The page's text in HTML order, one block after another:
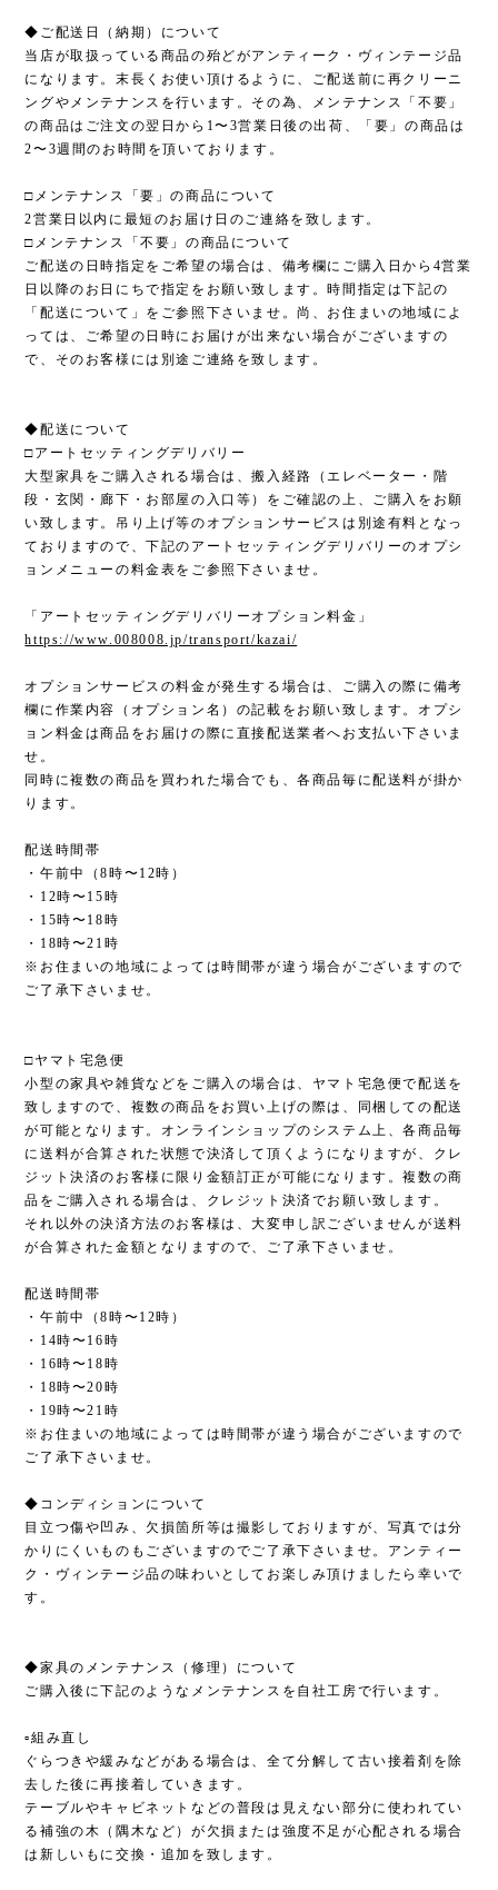
◆ご配送日（納期）について
当店が取扱っている商品の殆どがアンティーク・ヴィンテージ品
になります。末長くお使い頂けるように、ご配送前に再クリーニ
ングやメンテナンスを行います。その為、メンテナンス「不要」
の商品はご注文の翌日から1〜3営業日後の出荷、「要」の商品は
2〜3週間のお時間を頂いております。
□メンテナンス「要」の商品について
2営業日以内に最短のお届け日のご連絡を致します。
□メンテナンス「不要」の商品について
ご配送の日時指定をご希望の場合は、備考欄にご購入日から4営業
日以降のお日にちで指定をお願い致します。時間指定は下記の
「配送について」をご参照下さいませ。尚、お住まいの地域によ
っては、ご希望の日時にお届けが出来ない場合がございますの
で、そのお客様には別途ご連絡を致します。
◆配送について
□アートセッティングデリバリー
大型家具をご購入される場合は、搬入経路（エレベーター・階
段・玄関・廊下・お部屋の入口等）をご確認の上、ご購入をお願
い致します。吊り上げ等のオプションサービスは別途有料となっ
ておりますので、下記のアートセッティングデリバリーのオプシ
ョンメニューの料金表をご参照下さいませ。
「アートセッティングデリバリーオプション料金」
https://www.008008.jp/transport/kazai/
オプションサービスの料金が発生する場合は、ご購入の際に備考
欄に作業内容（オプション名）の記載をお願い致します。オプシ
ョン料金は商品をお届けの際に直接配送業者へお支払い下さいま
せ。
同時に複数の商品を買われた場合でも、各商品毎に配送料が掛か
ります。
配送時間帯
・午前中（8時〜12時）
・12時〜15時
・15時〜18時
・18時〜21時
※お住まいの地域によっては時間帯が違う場合がございますので
ご了承下さいませ。
□ヤマト宅急便
小型の家具や雑貨などをご購入の場合は、ヤマト宅急便で配送を
致しますので、複数の商品をお買い上げの際は、同梱しての配送
が可能となります。オンラインショップのシステム上、各商品毎
に送料が合算された状態で決済して頂くようになりますが、クレ
ジット決済のお客様に限り金額訂正が可能になります。複数の商
品をご購入される場合は、クレジット決済でお願い致します。
それ以外の決済方法のお客様は、大変申し訳ございませんが送料
が合算された金額となりますので、ご了承下さいませ。
配送時間帯
・午前中（8時〜12時）
・14時〜16時
・16時〜18時
・18時〜20時
・19時〜21時
※お住まいの地域によっては時間帯が違う場合がございますので
ご了承下さいませ。
◆コンディションについて
目立つ傷や凹み、欠損箇所等は撮影しておりますが、写真では分
かりにくいものもございますのでご了承下さいませ。アンティー
ク・ヴィンテージ品の味わいとしてお楽しみ頂けましたら幸いで
す。
◆家具のメンテナンス（修理）について
ご購入後に下記のようなメンテナンスを自社工房で行います。
▫︎組み直し
ぐらつきや緩みなどがある場合は、全て分解して古い接着剤を除
去した後に再接着していきます。
テーブルやキャビネットなどの普段は見えない部分に使われてい
る補強の木（隅木など）が欠損または強度不足が心配される場合
は新しいもに交換・追加を致します。